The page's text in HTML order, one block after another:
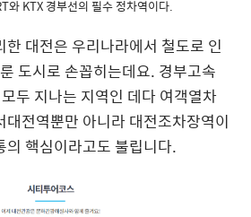
와 KTX 경부선의 필수 정차역이다.
대전은 우리나라에서 철도로 인
도시로 손꼽히는데요. 경부고속
두 지나는 지역인 데다 여객열차
대전역뿐만 아니라 대전조차장역이
의 핵심이라고도 불립니다.